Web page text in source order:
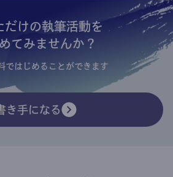
だけの執筆活動を
てみませんか？
ではじめることができます
き手になる